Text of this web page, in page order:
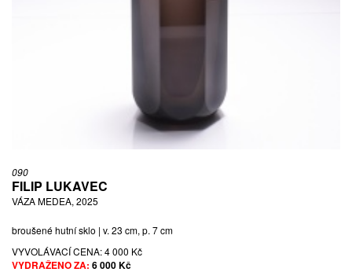
090
FILIP LUKAVEC
VÁZA MEDEA, 2025
broušené hutní sklo | v. 23 cm, p. 7 cm
VYVOLÁVACÍ CENA:4 000 Kč
VYDRAŽENO ZA: 6 000 Kč